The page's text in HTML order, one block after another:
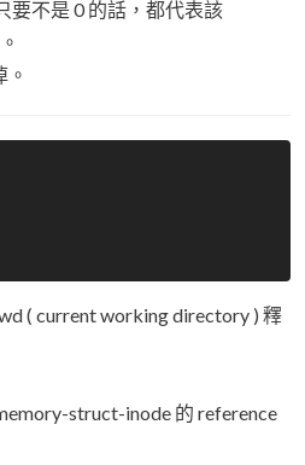
要不是 0 的話，都代表該
( current working directory ) 釋
struct-inode 的 reference